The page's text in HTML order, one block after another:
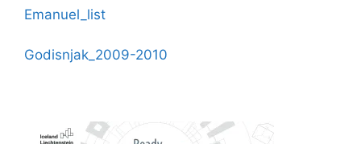
Emanuel_list
Godisnjak_2009-2010